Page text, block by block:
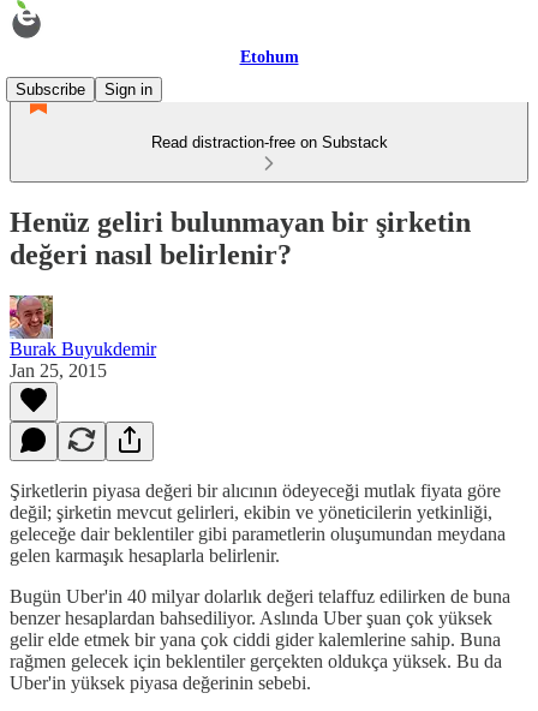
Etohum
Subscribe
Sign in
Read distraction-free on Substack
Henüz geliri bulunmayan bir şirketin
değeri nasıl belirlenir?
Burak Buyukdemir
Jan 25, 2015
Şirketlerin piyasa değeri bir alıcının ödeyeceği mutlak fiyata göre
değil; şirketin mevcut gelirleri, ekibin ve yöneticilerin yetkinliği,
geleceğe dair beklentiler gibi parametlerin oluşumundan meydana
gelen karmaşık hesaplarla belirlenir.
Bugün Uber'in 40 milyar dolarlık değeri telaffuz edilirken de buna
benzer hesaplardan bahsediliyor. Aslında Uber şuan çok yüksek
gelir elde etmek bir yana çok ciddi gider kalemlerine sahip. Buna
rağmen gelecek için beklentiler gerçekten oldukça yüksek. Bu da
Uber'in yüksek piyasa değerinin sebebi.